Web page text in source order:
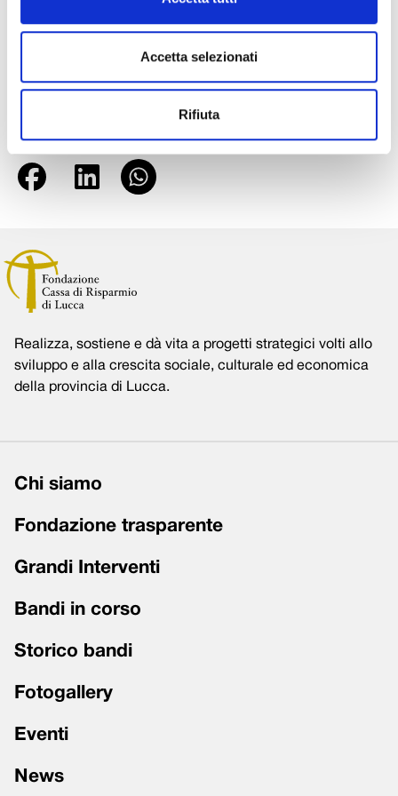
Accetta selezionati
Rifiuta
del mondo con una macchina fotografica al collo e una
manciata di gessetti in tasca.
Foto Flickr©
Condividi su:
Realizza, sostiene e dà vita a progetti strategici volti allo
sviluppo e alla crescita sociale, culturale ed economica
della provincia di Lucca.
Chi siamo
Fondazione trasparente
Grandi Interventi
Bandi in corso
Storico bandi
Fotogallery
Eventi
News